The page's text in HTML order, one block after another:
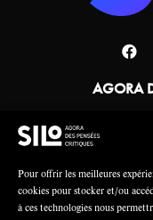
Pour offrir les meilleures
cookies pour stocker et/ou
à ces technologies nous
AGORA